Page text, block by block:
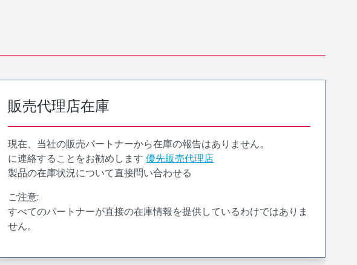
販売代理店在庫
現在、当社の販売パートナーから在庫の報告はありません。
に連絡することをお勧めします 優先販売代理店
製品の在庫状況について直接問い合わせる
ご注意:
すべてのパートナーが直接の在庫情報を提供しているわけではありま
せん。